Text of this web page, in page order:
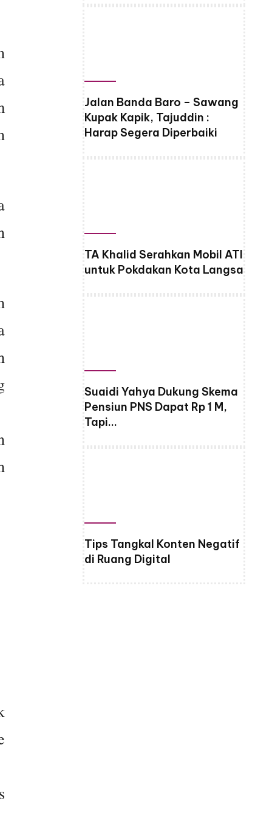
Jalan Banda Baro – Sawang
Kupak Kapik, Tajuddin :
Harap Segera Diperbaiki
TA Khalid Serahkan Mobil ATI
untuk Pokdakan Kota Langsa
Suaidi Yahya Dukung Skema
Pensiun PNS Dapat Rp 1 M,
Tapi…
Tips Tangkal Konten Negatif
di Ruang Digital